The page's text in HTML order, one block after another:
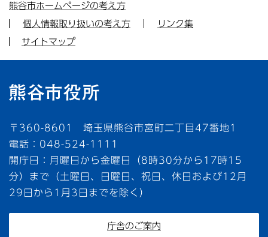
熊谷市ホームページの考え方
個人情報取り扱いの考え方
リンク集
サイトマップ
〒360-8601 埼玉県熊谷市宮町二丁目47番地1
電話：048-524-1111
開庁日：月曜日から金曜日（8時30分から17時15
分）まで（土曜日、日曜日、祝日、休日および12月
29日から1月3日までを除く）
庁舎のご案内